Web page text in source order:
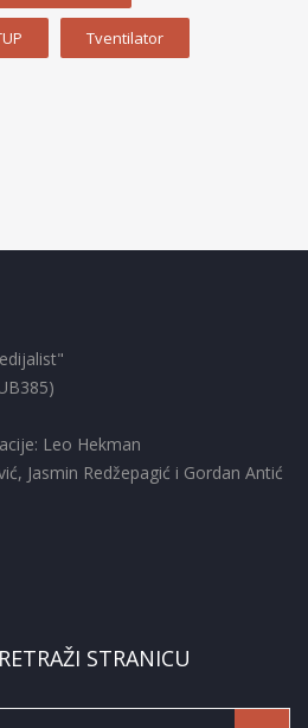
Tventilator
Leo Hekman
Jasmin Redžepagić i Gordan Antić
STRANICU